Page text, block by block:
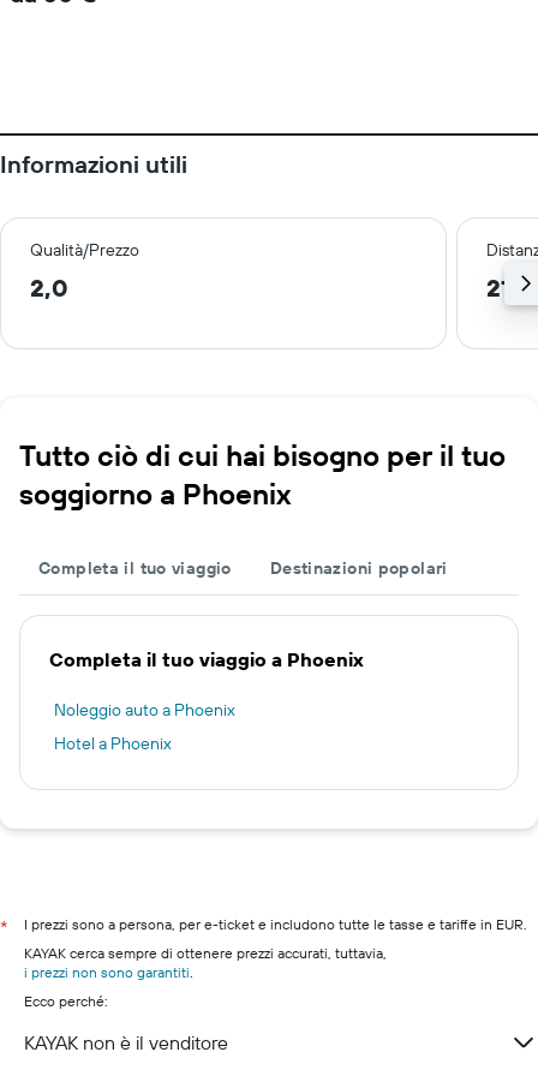
Informazioni utili
Qualità/Prezzo
2,0
Tutto ciò di cui hai bisogno per il tuo
soggiorno a Phoenix
Completa il tuo viaggio Destinazioni popolari
Completa il tuo viaggio a Phoenix
Noleggio auto a Phoenix
Hotel a Phoenix
*
I prezzi sono a persona, per e-ticket e includono tutte le tasse e tariffe in EUR.
KAYAK cerca sempre di ottenere prezzi accurati, tuttavia,
i prezzi non sono garantiti.
Ecco perché:
KAYAK non è il venditore